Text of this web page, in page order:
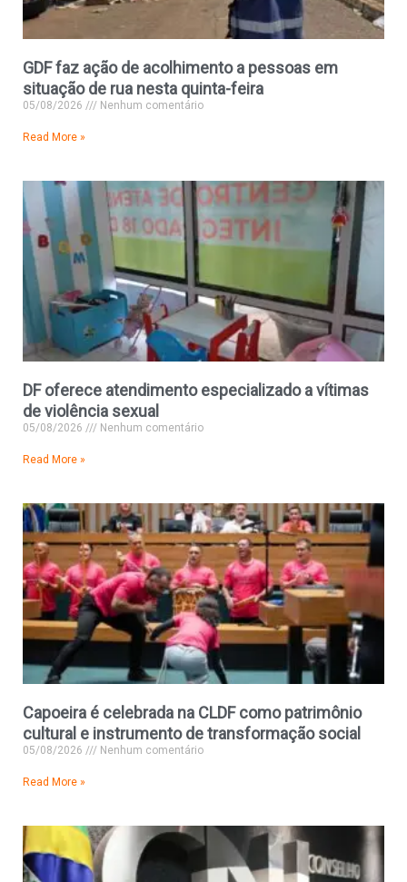
GDF faz ação de acolhimento a pessoas em
situação de rua nesta quinta-feira
05/08/2026 Nenhum comentário
Read More »
DF oferece atendimento especializado a vítimas
de violência sexual
05/08/2026 Nenhum comentário
Read More »
Capoeira é celebrada na CLDF como patrimônio
cultural e instrumento de transformação social
05/08/2026 Nenhum comentário
Read More »